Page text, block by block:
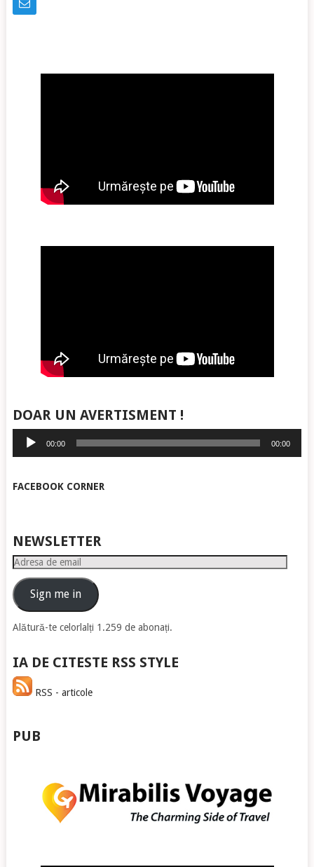
DOAR UN AVERTISMENT !
Player
audio
00:00 00:00
FACEBOOK CORNER
NEWSLETTER
Adresa
emailSign me in
Alătură-te celorlalți 1.259 de abonați.
IA DE CITESTE RSS STYLE
RSS - articole
PUB